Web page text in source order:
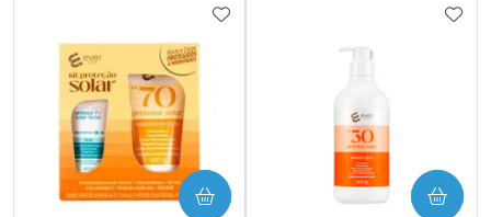
ADICIONAR AOS FAVORITOS
COMPRAR COMPRAR